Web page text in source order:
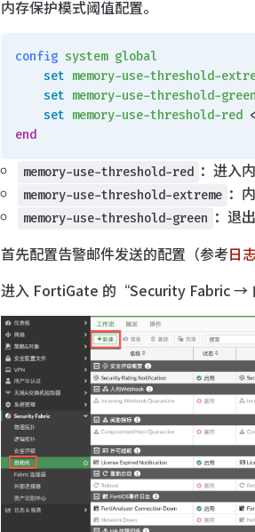
内存保护模式阈值配置。
config system global
    set
memory-use-threshold-
    set
memory-use-threshold-green
    set
memory-use-threshold-red <
end
memory-use-threshold-red ：进入
memory-use-threshold-extreme ：
memory-use-threshold-green ：退
首先配置告警邮件发送的配置（参考日
进入 FortiGate 的“Security Fabric →